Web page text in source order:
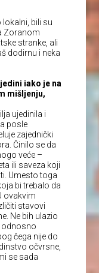
bili su
Zoranom
stranke, ali
dodirnu i neka
iako je na
mišljenju,
ujedinila i
posle
zajednički
Činilo se da
veće –
ili saveza koji
Umesto toga
bi trebalo da
ovakvim
stavovi
Ne bih ulazio
odnosno
čega nije do
očvrsne,
se sada